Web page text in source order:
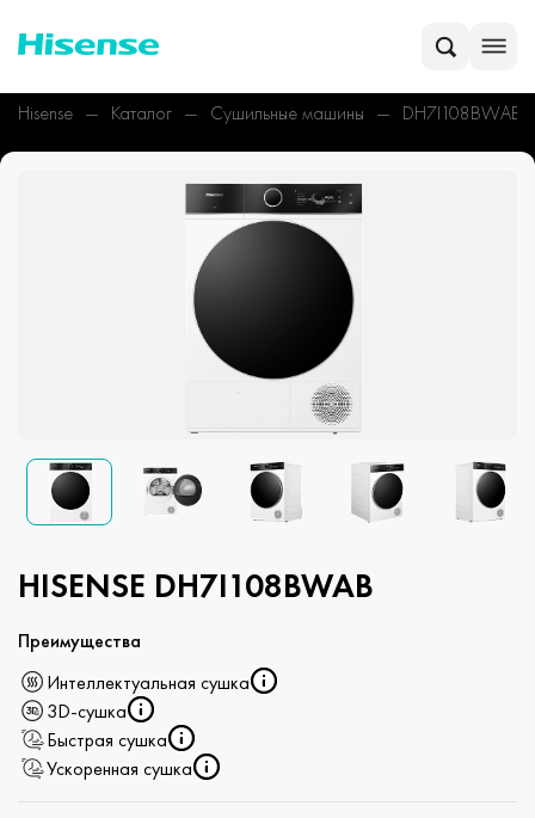
Hisense Каталог Сушильные машины DH7I108BWAB
HISENSE DH7I108BWAB
Преимущества
Интеллектуальная сушка
3D-сушка
Быстрая сушка
Ускоренная сушка